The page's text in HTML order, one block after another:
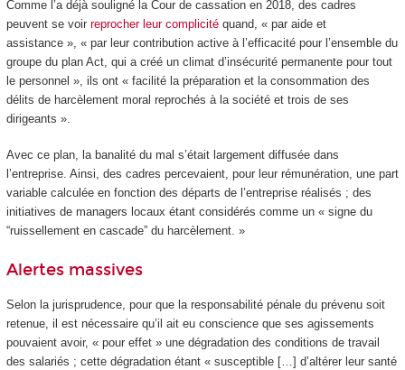
Comme l’a déjà souligné la Cour de cassation en 2018, des cadres
peuvent se voir reprocher leur complicitéquand, « par aide et
assistance », « par leur contribution active à l’efficacité pour l’ensemble du
groupe du plan Act, qui a créé un climat d’insécurité permanente pour tout
le personnel », ils ont « facilité la préparation et la consommation des
délits de harcèlement moral reprochés à la société et trois de ses
dirigeants ».
Avec ce plan, la banalité du mal s’était largement diffusée dans
l’entreprise. Ainsi, des cadres percevaient, pour leur rémunération, une part
variable calculée en fonction des départs de l’entreprise réalisés ; des
initiatives de managers locaux étant considérés comme un « signe du
“ruissellement en cascade” du harcèlement. »
Alertes massives
Selon la jurisprudence, pour que la responsabilité pénale du prévenu soit
retenue, il est nécessaire qu’il ait eu conscience que ses agissements
pouvaient avoir, « pour effet » une dégradation des conditions de travail
des salariés ; cette dégradation étant « susceptible […] d’altérer leur santé